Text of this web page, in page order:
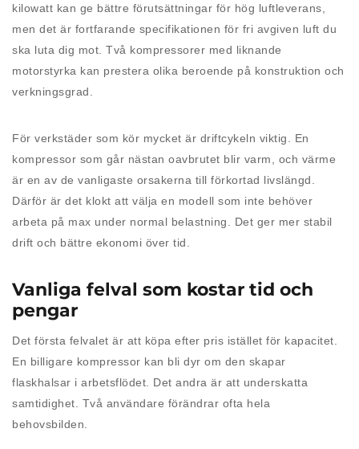
kilowatt kan ge bättre förutsättningar för hög luftleverans,
men det är fortfarande specifikationen för fri avgiven luft du
ska luta dig mot. Två kompressorer med liknande
motorstyrka kan prestera olika beroende på konstruktion och
verkningsgrad.
För verkstäder som kör mycket är driftcykeln viktig. En
kompressor som går nästan oavbrutet blir varm, och värme
är en av de vanligaste orsakerna till förkortad livslängd.
Därför är det klokt att välja en modell som inte behöver
arbeta på max under normal belastning. Det ger mer stabil
drift och bättre ekonomi över tid.
Vanliga felval som kostar tid och
pengar
Det första felvalet är att köpa efter pris istället för kapacitet.
En billigare kompressor kan bli dyr om den skapar
flaskhalsar i arbetsflödet. Det andra är att underskatta
samtidighet. Två användare förändrar ofta hela
behovsbilden.